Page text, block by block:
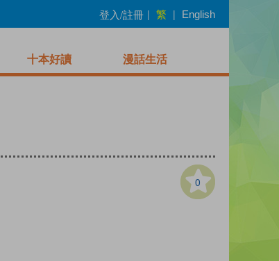
登入/註冊 | 繁 | English
十本好讀 漫話生活
0